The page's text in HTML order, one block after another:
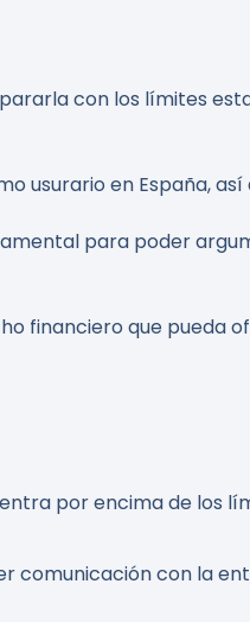
con los límites
usurario en España,
para poder
financiero que pueda
por encima de los
comunicación con la